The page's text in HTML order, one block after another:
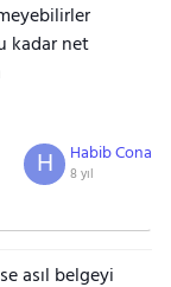
kadar net
Habib Cona
8 yıl
H
asıl belgeyi